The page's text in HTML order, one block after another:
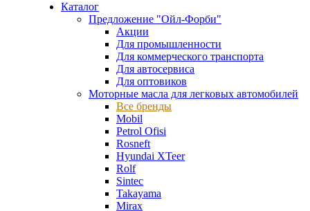
Каталог
Предложение "Ойл-Форби"
Акции
Для промышленности
Для коммерческого транспорта
Для автосервиса
Для оптовиков
Моторные масла для легковых автомобилей
Все бренды
Mobil
Petrol Ofisi
Rosneft
Hyundai XTeer
Rolf
Sintec
Takayama
Mirax